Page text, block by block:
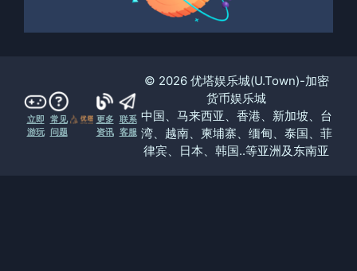
立即
游玩
常见
问题
更多
资讯
联系
客服
© 2026 优塔娱乐城(U.Town)-加密
货币娱乐城
中国、马来西亚、香港、新加坡、台
湾、越南、柬埔寨、缅甸、泰国、菲
律宾、日本、韩国..等亚洲及东南亚